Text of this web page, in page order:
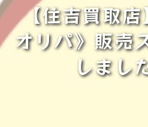
【住吉買取
オリパ》販売
しまし